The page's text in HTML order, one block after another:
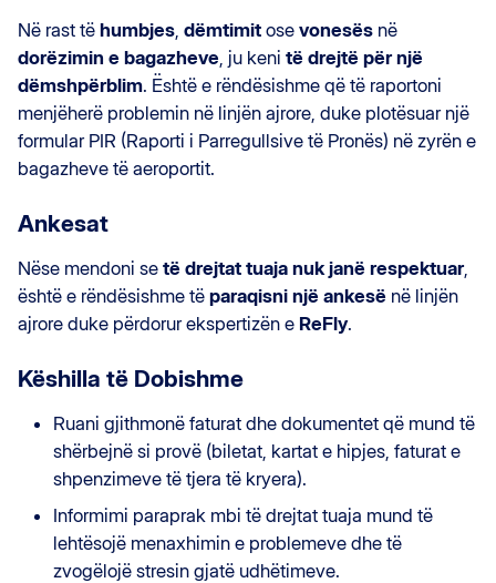
Në rast të humbjes dëmtimit ose vonesës në
dorëzimin e bagazheve , ju keni të drejtë për një
dëmshpërblim. Është e rëndësishme që të raportoni
menjëherë problemin në linjën ajrore, duke plotësuar një
formular PIR (Raporti i Parregullsive të Pronës) në zyrën e
bagazheve të aeroportit.
Ankesat
Nëse mendoni se të drejtat tuaja nuk janë respektuar,
është e rëndësishme të paraqisni një ankesë në linjën
ajrore duke përdorur ekspertizën e ReFly.
Këshilla të Dobishme
Ruani gjithmonë faturat dhe dokumentet që mund të
shërbejnë si provë (biletat, kartat e hipjes, faturat e
shpenzimeve të tjera të kryera).
Informimi paraprak mbi të drejtat tuaja mund të
lehtësojë menaxhimin e problemeve dhe të
zvogëlojë stresin gjatë udhëtimeve.